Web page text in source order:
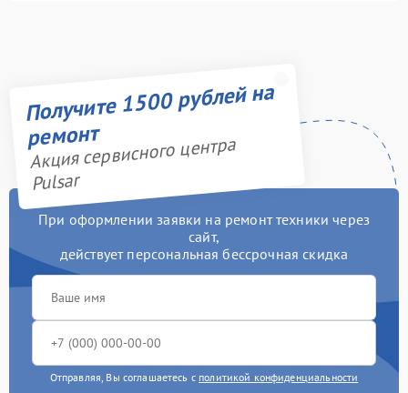
Получите 1500 рублей на
ремонт
Акция сервисного центра
Pulsar
При оформлении заявки на ремонт техники через
сайт,
действует персональная бессрочная скидка
Отправляя, Вы соглашаетесь с политикой конфиденциальности